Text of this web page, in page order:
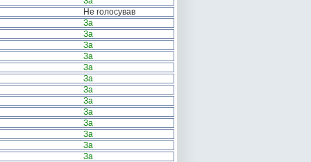
Не голосував
За
За
За
За
За
За
За
За
За
За
За
За
За